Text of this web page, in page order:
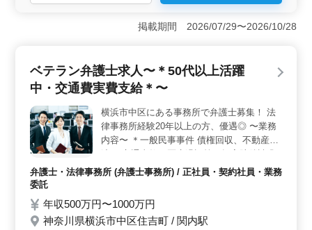
＜多彩な業務内容＞ 交通事故や過払い金問題から離婚
や不倫慰謝料まで、多岐にわたる案件に携われます。
M&amp;A案件や労務問題など、幅広い経験が積める環境
業も少なめ。仕事とプライベートのバランスが取りやす
い環境です。定時で帰宅できるので、充実した休日を過
＜魅力的な給与と福利厚生＞ 年収500万円〜1000万円
という高水準の給与で、安定した生活を築けます。さら
に、社会保険完備や個人受任可能、弁護士費用の事務所
負担など、福利厚生も充実しています。
掲載期間 2026/07/29〜2026/10/28
ベテラン弁護士求人〜＊50代以上活躍
中・交通費実費支給＊〜
横浜市中区にある事務所で弁護士募集！ 法
律事務所経験20年以上の方、優遇◎ 〜業務
内容〜 ＊一般民事事件 債権回収、不動産明
渡し 交通事故・医療過誤等の損害賠償請求
等 ＊家事事件 離婚、養育費請求、相続、遺
ート ◎50代以上活躍中 ◎交通費実費支給 現
在50歳以上も活躍している事務所です！ 今
弁護士・法律事務所 (弁護士事務所) / 正社員・契約社員・業務
委託
年収500万円〜1000万円
神奈川県横浜市中区住吉町 / 関内駅